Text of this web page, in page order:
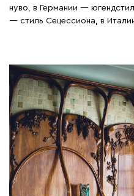
нуво, в Германии —
— стиль Сецессиона, в